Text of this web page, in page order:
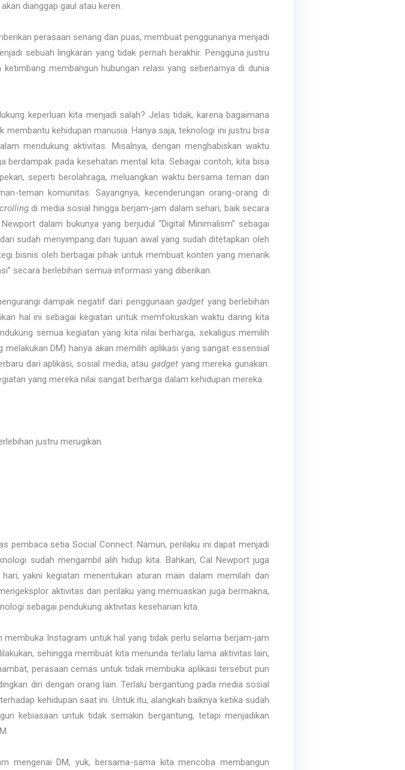
dianggap gaul atau keren.
perasaan senang dan puas, membuat penggunanya menjadi
sebuah lingkaran yang tidak pernah berakhir. Pengguna justru
membangun hubungan relasi yang sebenarnya di dunia
keperluan kita menjadi salah? Jelas tidak, karena bagaimana
kehidupan manusia. Hanya saja, teknologi ini justru bisa
mendukung aktivitas. Misalnya, dengan menghabiskan waktu
berdampak pada kesehatan mental kita. Sebagai contoh, kita bisa
seperti berolahraga, meluangkan waktu bersama teman dan
teman komunitas. Sayangnya, kecenderungan orang-orang di
di media sosial hingga berjam-jam dalam sehari, baik secara
dalam bukunya yang berjudul “Digital Minimalism” sebagai
sudah menyimpang dari tujuan awal yang sudah ditetapkan oleh
bisnis oleh berbagai pihak untuk membuat konten yang menarik
secara berlebihan semua informasi yang diberikan.
dampak negatif dari penggunaangadget yang berlebihan
hal ini sebagai kegiatan untuk memfokuskan waktu daring kita
semua kegiatan yang kita nilai berharga, sekaligus memilih
melakukan DM) hanya akan memilih aplikasi yang sangat essensial
dari aplikasi, sosial media, ataugadget yang mereka gunakan.
yang mereka nilai sangat berharga dalam kehidupan mereka.
justru merugikan.
pembaca setia Social Connect. Namun, perilaku ini dapat menjadi
sudah mengambil alih hidup kita. Bahkan, Cal Newport juga
yakni kegiatan menentukan aturan main dalam memilah dan
aktivitas dan perilaku yang memuaskan juga bermakna,
sebagai pendukung aktivitas keseharian kita.
Instagram untuk hal yang tidak perlu selama berjam-jam
sehingga membuat kita menunda terlalu lama aktivitas lain,
perasaan cemas untuk tidak membuka aplikasi tersebut pun
diri dengan orang lain. Terlalu bergantung pada media sosial
kehidupan saat ini. Untuk itu, alangkah baiknya ketika sudah
kebiasaan untuk tidak semakin bergantung, tetapi menjadikan
mengenai DM, yuk, bersama-sama kita mencoba membangun